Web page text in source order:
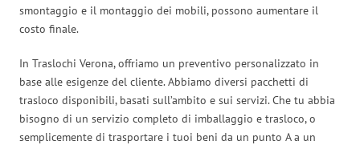
smontaggio e il montaggio dei mobili, possono aumentare il
costo finale.
In Traslochi Verona, offriamo un preventivo personalizzato in
base alle esigenze del cliente. Abbiamo diversi pacchetti di
trasloco disponibili, basati sull’ambito e sui servizi. Che tu abbia
bisogno di un servizio completo di imballaggio e trasloco, o
semplicemente di trasportare i tuoi beni da un punto A a un